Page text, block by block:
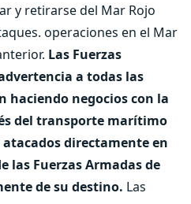
y retirarse del Mar Rojo
operaciones en el Mar
Las Fuerzas
a todas las
haciendo negocios con la
del transporte marítimo
atacados directamente en
las Fuerzas Armadas de
de su destino. Las